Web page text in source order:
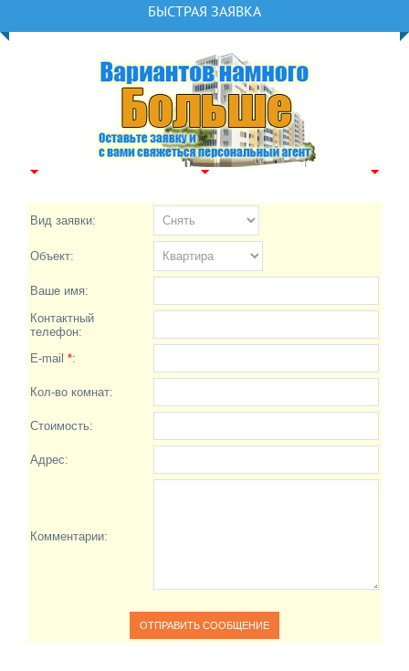
БЫСТРАЯ ЗАЯВКА
Вид заявки:
Объект:
Ваше имя:
Контактный
телефон:
E-mail *:
Кол-во комнат:
Стоимость:
Адрес:
Комментарии: